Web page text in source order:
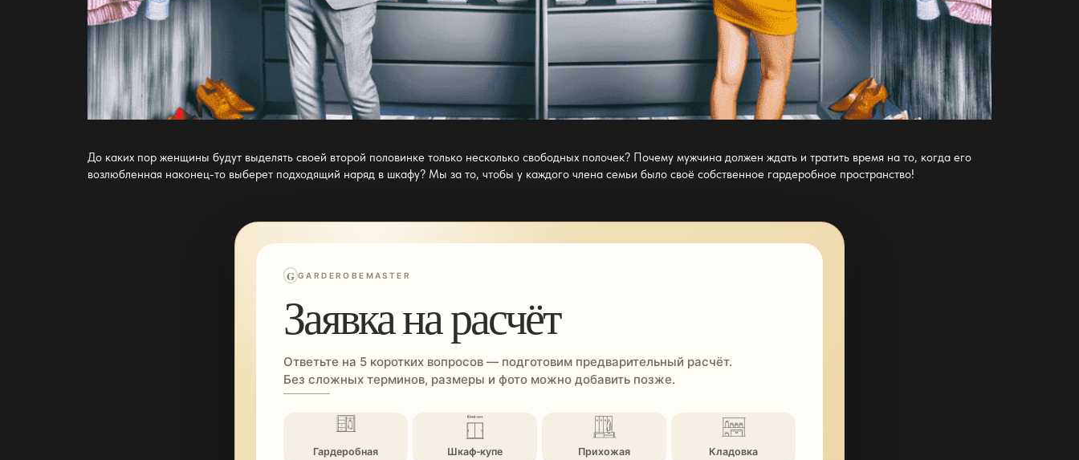
До каких пор женщины будут выделять своей второй половинке только несколько свободных полочек? Почему мужчина должен ждать и тратить время на то, когда его
возлюбленная наконец-то выберет подходящий наряд в шкафу? Мы за то, чтобы у каждого члена семьи былосвоё собственное гардеробное пространство!
G GARDEROBEMASTER
Заявка на расчёт
Ответьте на 5 коротких вопросов — подготовим предварительный расчёт.
Без сложных терминов, размеры и фото можно добавить позже.
Гардеробная Шкаф-купе Прихожая Кладовка